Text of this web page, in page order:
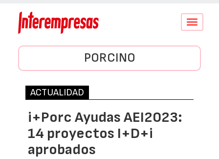
Conmutar
PORCINO
ACTUALIDAD
i+Porc Ayudas AEI2023:
14 proyectos I+D+i
aprobados